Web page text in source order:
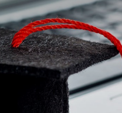
Ga direct naar de content
... > Google Scholar
Veel gezocht
Opleiding